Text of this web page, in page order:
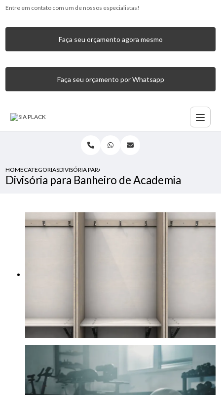
Entre em contato com um de nossos especialistas!
Faça seu orçamento agora mesmo
Faça seu orçamento por Whatsapp
HOMECATEGORIASDIVISÓRIA PARA BANHEIRO DE ACADEMIA
Divisória para Banheiro de Academia